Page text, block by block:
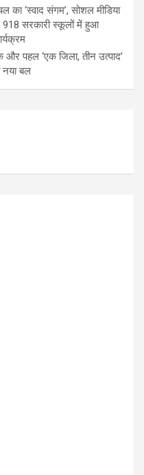
का ‘स्वाद संगम’, सोशल मीडिया
918 सरकारी स्कूलों में हुआ
और पहल ‘एक जिला, तीन उत्पाद’
नया बल